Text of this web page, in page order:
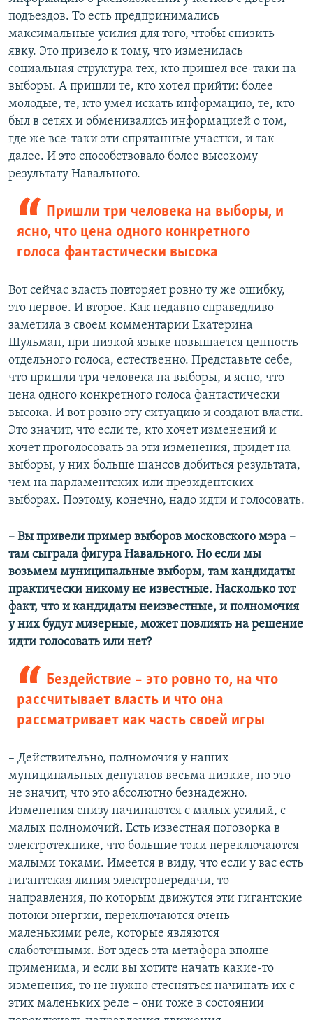
подъездов. То есть предпринимались
максимальные усилия для того, чтобы снизить
явку. Это привело к тому, что изменилась
социальная структура тех, кто пришел все-таки на
выборы. А пришли те, кто хотел прийти: более
молодые, те, кто умел искать информацию, те, кто
был в сетях и обменивались информацией о том,
где же все-таки эти спрятанные участки, и так
далее. И это способствовало более высокому
результату Навального.
Пришли три человека на выборы, и
ясно, что цена одного конкретного
голоса фантастически высока
Вот сейчас власть повторяет ровно ту же ошибку,
это первое. И второе. Как недавно справедливо
заметила в своем комментарии Екатерина
Шульман, при низкой языке повышается ценность
отдельного голоса, естественно. Представьте себе,
что пришли три человека на выборы, и ясно, что
цена одного конкретного голоса фантастически
высока. И вот ровно эту ситуацию и создают власти.
Это значит, что если те, кто хочет изменений и
хочет проголосовать за эти изменения, придет на
выборы, у них больше шансов добиться результата,
чем на парламентских или президентских
выборах. Поэтому, конечно, надо идти и голосовать.
–​ Вы привели пример выборов московского мэра –
там сыграла фигура Навального. Но если мы
возьмем муниципальные выборы, там кандидаты
практически никому не известные. Насколько тот
факт, что и кандидаты неизвестные, и полномочия
у них будут мизерные, может повлиять на решение
идти голосовать или нет?
Бездействие – это ровно то, на что
рассчитывает власть и что она
рассматривает как часть своей игры
– Действительно, полномочия у наших
муниципальных депутатов весьма низкие, но это
не значит, что это абсолютно безнадежно.
Изменения снизу начинаются с малых усилий, с
малых полномочий. Есть известная поговорка в
электротехнике, что большие токи переключаются
малыми токами. Имеется в виду, что если у вас есть
гигантская линия электропередачи, то
направления, по которым движутся эти гигантские
потоки энергии, переключаются очень
маленькими реле, которые являются
слаботочными. Вот здесь эта метафора вполне
применима, и если вы хотите начать какие-то
изменения, то не нужно стесняться начинать их с
этих маленьких реле – они тоже в состоянии